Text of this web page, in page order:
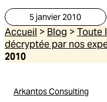
5 janvier 2010
Accueil > Blog > Toute
décryptée par nos
2010
Arkantos Consulting